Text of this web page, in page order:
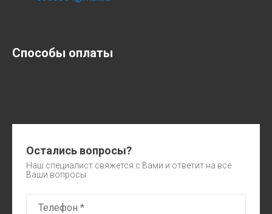
Способы оплаты
Остались вопросы?
Наш специалист свяжется с Вами и ответит на все
Ваши вопросы